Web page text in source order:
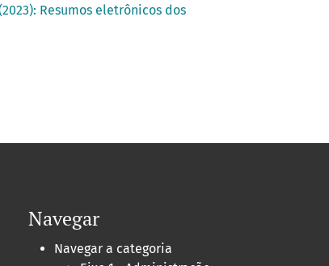
Resumos eletrônicos dos
Navegar
Navegar a categoria